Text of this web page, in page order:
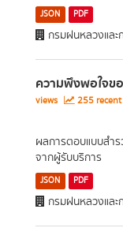
JSON PDF
กรมฝนหลวงและ
ความพึงพอใจข
views
255 recent
ผลการตอบแบบสำ
จากผู้รับบริการ
JSON PDF
กรมฝนหลวงและ